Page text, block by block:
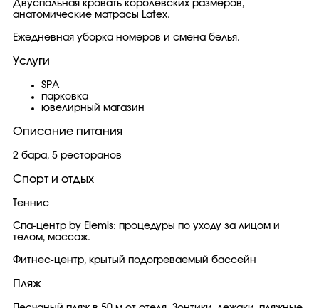
Двуспальная кровать королевских размеров,
анатомические матрасы Latex.
Ежедневная уборка номеров и смена белья.
Услуги
SPA
парковка
ювелирный магазин
Описание питания
2 бара, 5 ресторанов
Спорт и отдых
Теннис
Спа-центр by Elemis: процедуры по уходу за лицом и
телом, массаж.
Фитнес-центр, крытый подогреваемый бассейн
Пляж